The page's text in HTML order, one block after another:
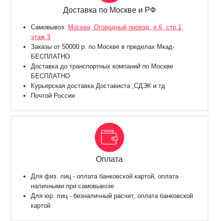
Доставка по Москве и РФ
Самовывоз: Москва, Огородный проезд, д.6, стр.1,
этаж 3
Заказы от 50000 р. по Москве в пределах Мкад-
БЕСПЛАТНО
Доставка до транспортных компаний по Москве
БЕСПЛАТНО
Курьерская доставка Достависта ,СДЭК и тд
Почтой России
Оплата
Для физ. лиц - оплата банковской картой, оплата
наличными при самовывозе
Для юр. лиц - безналичный расчет, оплата банковской
картой